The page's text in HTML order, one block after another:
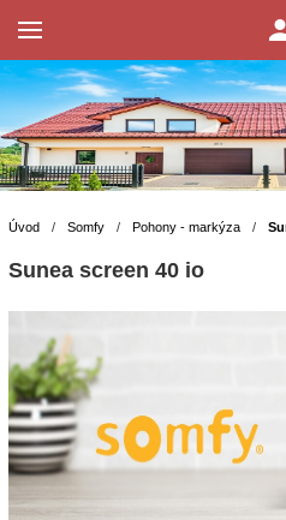
Úvod / Somfy / Pohony - markýza /
Sunea screen 40 io